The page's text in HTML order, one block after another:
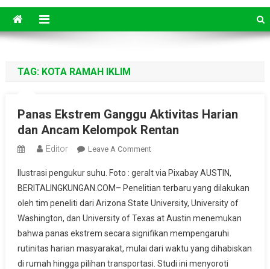
TAG: KOTA RAMAH IKLIM
Panas Ekstrem Ganggu Aktivitas Harian
dan Ancam Kelompok Rentan
Editor Leave A CommentOn
Ekstrem
Ganggu
Aktivitas
Harian
Dan
Ancam
Kelompok
Ilustrasi pengukur suhu. Foto : geralt via Pixabay AUSTIN,
BERITALINGKUNGAN.COM– Penelitian terbaru yang dilakukan
oleh tim peneliti dari Arizona State University, University of
Washington, dan University of Texas at Austin menemukan
bahwa panas ekstrem secara signifikan mempengaruhi
rutinitas harian masyarakat, mulai dari waktu yang dihabiskan
di rumah hingga pilihan transportasi. Studi ini menyoroti